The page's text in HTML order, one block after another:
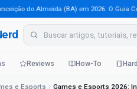
do Almeida (BA) em 2026: O Guia
Reviews How-To
e Esports Games e Esports 2026: